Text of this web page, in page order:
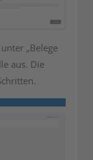
„Belege
aus. Die